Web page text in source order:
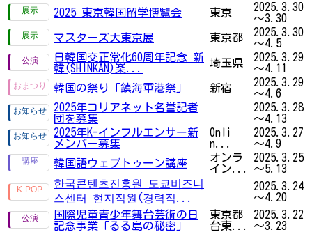
2025 東京韓国留学博覧会
東京
2025.3.30
～3.30
マスターズ大東京展
東京都
2025.3.30
～4.5
日韓国交正常化60周年記念 新
韓(SHINKAN)楽...
埼玉県
2025.3.29
～4.11
韓国の祭り「鎮海軍港祭」
新宿
2025.3.29
～4.6
2025年コリアネット名誉記者
団を募集
2025.3.28
～4.13
2025年K-インフルエンサー新
メンバー募集
Onli
n...
2025.3.27
～4.9
韓国語ウェブトゥーン講座
オンラ
イン...
2025.3.25
～5.13
한국콘텐츠진흥원 도쿄비즈니
스센터 현지직원(경력직...
2025.3.24
～4.20
国際児童青少年舞台芸術の日
記念事業「るる島の秘密」
東京都
台東...
2025.3.22
～3.23